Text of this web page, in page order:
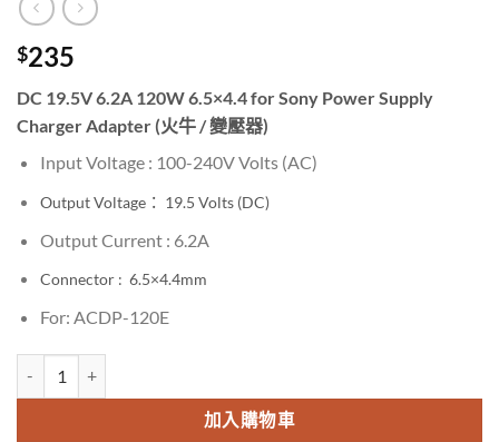
$235
DC 19.5V 6.2A 120W 6.5×4.4 for Sony Power Supply
Charger Adapter (火牛 / 變壓器)
Input Voltage : 100-240VVolts (AC)
Output Voltage： 19.5 Volts (DC)
Output Current : 6.2A
Connector : 6.5×4.4mm
For: ACDP-120E
加入購物車